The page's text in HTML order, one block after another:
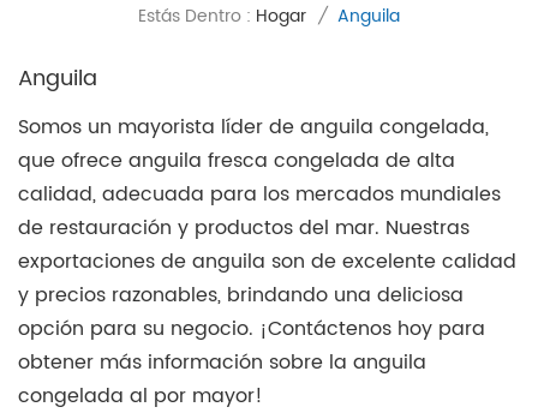
Estás Dentro : Hogar / Anguila
Anguila
Somos un mayorista líder de anguila congelada,
que ofrece anguila fresca congelada de alta
calidad, adecuada para los mercados mundiales
de restauración y productos del mar. Nuestras
exportaciones de anguila son de excelente calidad
y precios razonables, brindando una deliciosa
opción para su negocio. ¡Contáctenos hoy para
obtener más información sobre la anguila
congelada al por mayor!